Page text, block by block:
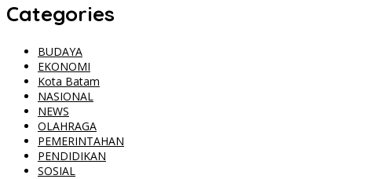
Categories
BUDAYA
EKONOMI
Kota Batam
NASIONAL
NEWS
OLAHRAGA
PEMERINTAHAN
PENDIDIKAN
SOSIAL